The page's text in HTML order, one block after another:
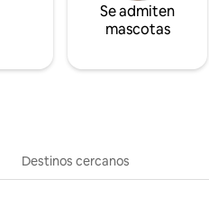
Se admiten
mascotas
Destinos cercanos